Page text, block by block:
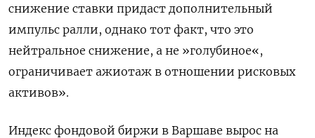
снижение ставки придаст дополнительный
импульс ралли, однако тот факт, что это
нейтральное снижение, а не »голубиное«,
ограничивает ажиотаж в отношении рисковых
активов».
Индекс фондовой биржи в Варшаве вырос на